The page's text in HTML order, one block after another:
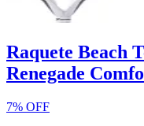
Raquete Beach
Renegade
7% OFF